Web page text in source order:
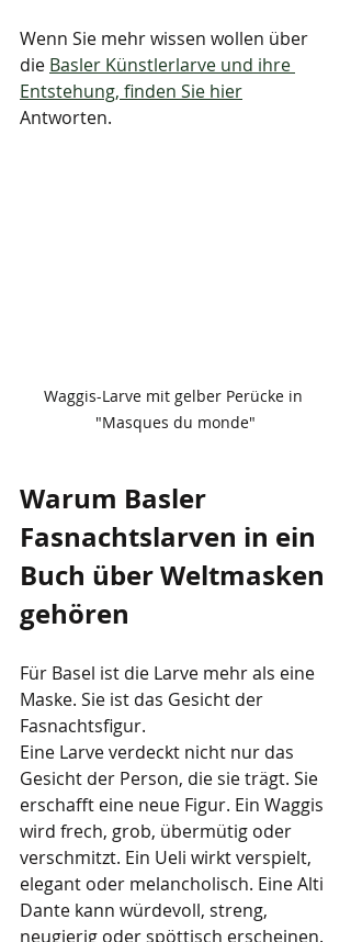
Wenn Sie mehr wissen wollen über
die Basler Künstlerlarve und ihre
Entstehung, finden Sie hier
Antworten.
Waggis-Larve mit gelber Perücke in
"Masques du monde"
Warum Basler
Fasnachtslarven in ein
Buch über Weltmasken
gehören
Für Basel ist die Larve mehr als eine
Maske. Sie ist das Gesicht der
Fasnachtsfigur.
Eine Larve verdeckt nicht nur das
Gesicht der Person, die sie trägt. Sie
erschafft eine neue Figur. Ein Waggis
wird frech, grob, übermütig oder
verschmitzt. Ein Ueli wirkt verspielt,
elegant oder melancholisch. Eine Alti
Dante kann würdevoll, streng,
neugierig oder spöttisch erscheinen.